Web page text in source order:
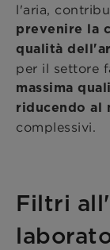
l'aria,
prevenire la
qualità
per il settore
massima
riducendo al
complessivi.
Filtri